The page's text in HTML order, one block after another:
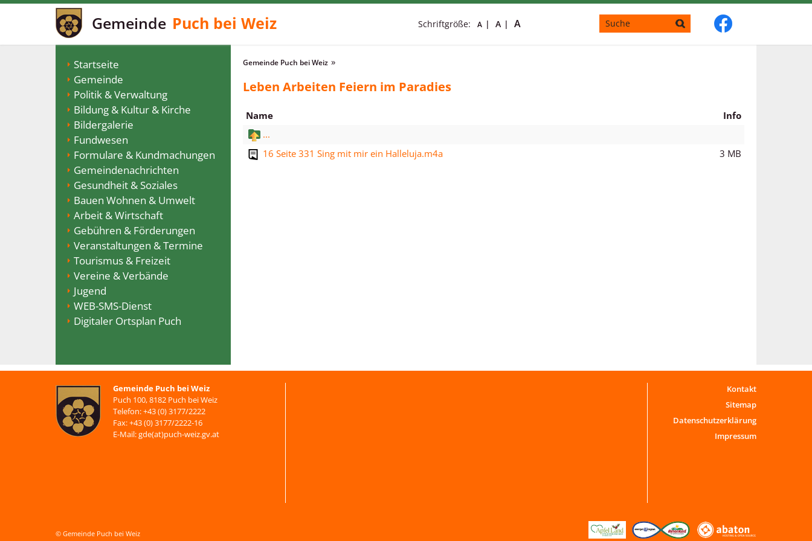
Gemeinde Puch bei Weiz Schriftgröße: A A A
Startseite
Gemeinde
Politik & Verwaltung
Bildung & Kultur & Kirche
Bildergalerie
Fundwesen
Formulare & Kundmachungen
Gemeindenachrichten
Gesundheit & Soziales
Bauen Wohnen & Umwelt
Arbeit & Wirtschaft
Gebühren & Förderungen
Veranstaltungen & Termine
Tourismus & Freizeit
Vereine & Verbände
Jugend
WEB-SMS-Dienst
Digitaler Ortsplan Puch
Gemeinde Puch bei Weiz
Leben Arbeiten Feiern im Paradies
Name
Info
...
16 Seite 331 Sing mit mir ein Halleluja.m4a
3 MB
Gemeinde Puch bei Weiz
Puch 100, 8182 Puch bei Weiz
Telefon: +43 (0) 3177/2222
Fax: +43 (0) 3177/2222-16
E-Mail: gde(at)puch-weiz.gv.at
Kontakt
Sitemap
Datenschutzerklärung
Impressum
© Gemeinde Puch bei Weiz